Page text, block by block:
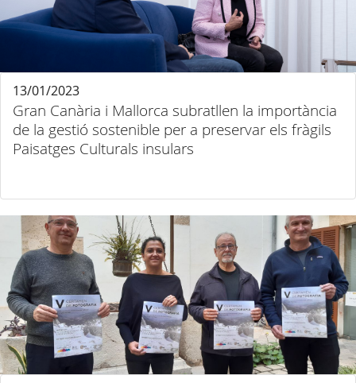
Gran Canària i Mallorca subratllen la importància
de la gestió sostenible per a preservar els fràgils
Paisatges Culturals insulars
13/01/2023